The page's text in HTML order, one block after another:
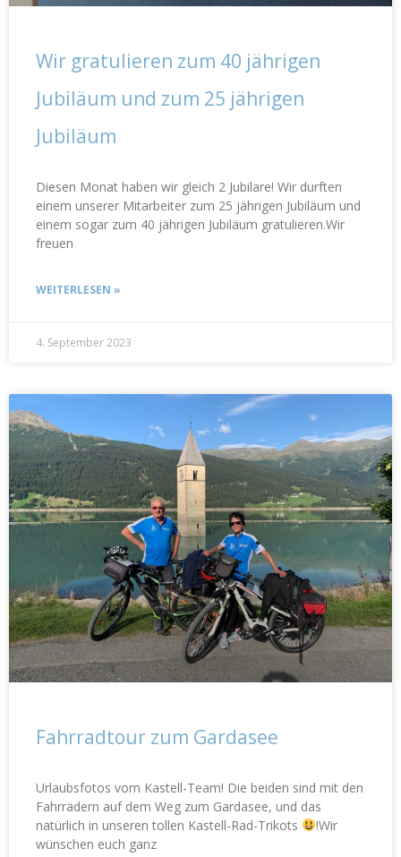
Wir gratulieren zum 40 jährigen
Jubiläum und zum 25 jährigen
Jubiläum
Diesen Monat haben wir gleich 2 Jubilare! Wir durften
einem unserer Mitarbeiter zum 25 jährigen Jubiläum und
einem sogar zum 40 jährigen Jubiläum gratulieren.Wir
freuen
WEITERLESEN »
4. September 2023
Fahrradtour zum Gardasee
Urlaubsfotos vom Kastell-Team! Die beiden sind mit den
Fahrrädern auf dem Weg zum Gardasee, und das
natürlich in unseren tollen Kastell-Rad-Trikots
!Wir
wünschen euch ganz